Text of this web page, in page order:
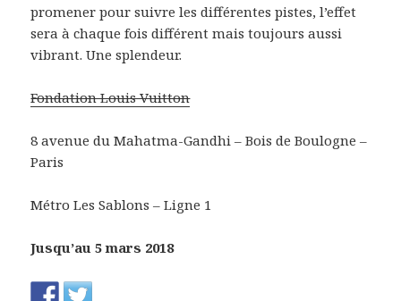
promener pour suivre les différentes pistes, l’effet
sera à chaque fois différent mais toujours aussi
vibrant. Une splendeur.
Fondation Louis Vuitton
8 avenue du Mahatma-Gandhi – Bois de Boulogne –
Paris
Métro Les Sablons – Ligne 1
Jusqu’au 5 mars 2018